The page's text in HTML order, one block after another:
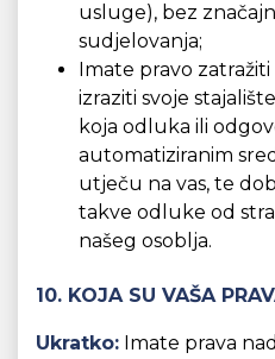
usluge), bez
sudjelovanja;
Imate pravo
izraziti svoje
koja odluka ili
automatiziranim
utječu na vas, te
takve odluke od
našeg osoblja.
10. KOJA SU VAŠA
Ukratko: Imate prava